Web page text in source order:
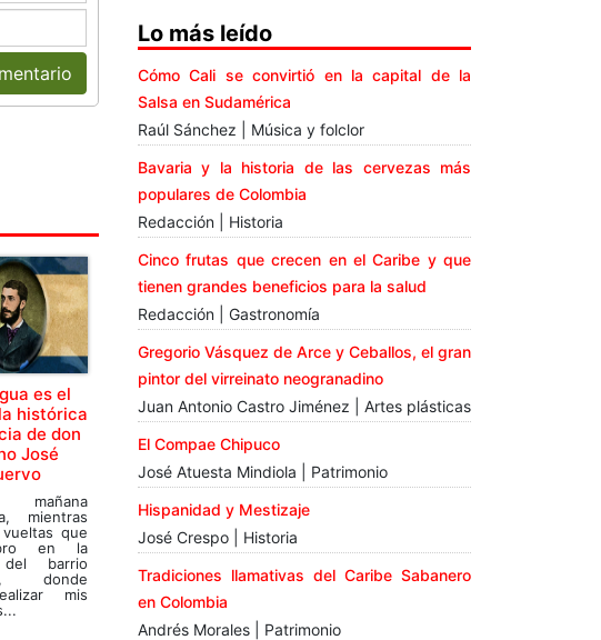
es el
histórica
de don
José
mientras
que
en la
barrio
donde
mis
Lo más leído
Cómo Cali se convirtió en la capital de la
Salsa en Sudamérica
Raúl Sánchez | Música y folclor
Bavaria y la historia de las cervezas más
populares de Colombia
Redacción | Historia
Cinco frutas que crecen en el Caribe y que
tienen grandes beneficios para la salud
Redacción | Gastronomía
Gregorio Vásquez de Arce y Ceballos, el gran
pintor del virreinato neogranadino
Juan Antonio Castro Jiménez | Artes plásticas
El Compae Chipuco
José Atuesta Mindiola | Patrimonio
Hispanidad y Mestizaje
José Crespo | Historia
Tradiciones llamativas del Caribe Sabanero
en Colombia
Andrés Morales | Patrimonio